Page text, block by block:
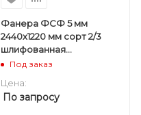
Фанера ФСФ 5 мм
2440х1220 мм сорт 2/3
шлифованная
березовая
Под заказ
Цена:
По запросу